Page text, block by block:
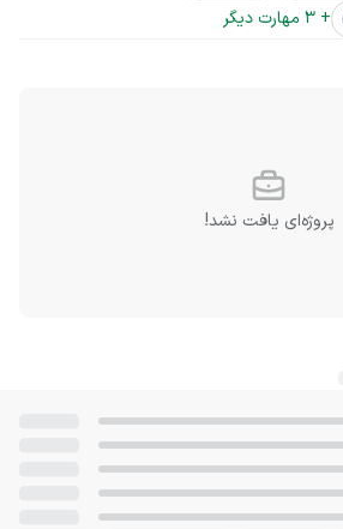
+
3 مهارت دیگر
پروژه‌ای یافت نشد!